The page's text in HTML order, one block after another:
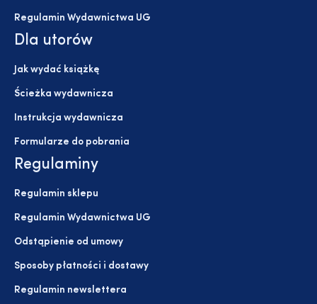
Regulamin Wydawnictwa UG
Dla utorów
Jak wydać książkę
Ścieżka wydawnicza
Instrukcja wydawnicza
Formularze do pobrania
Regulaminy
Regulamin sklepu
Regulamin Wydawnictwa UG
Odstąpienie od umowy
Sposoby płatności i dostawy
Regulamin newslettera